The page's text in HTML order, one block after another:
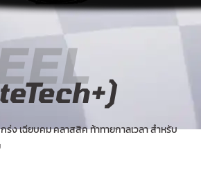
ร่ง เฉียบคม คลาสสิค ท้าทายกาลเวลา สำหรับ